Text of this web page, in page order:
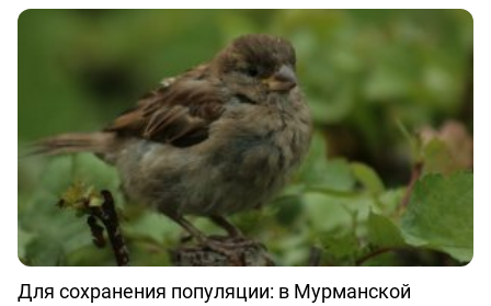
Для сохранения популяции: в Мурманской